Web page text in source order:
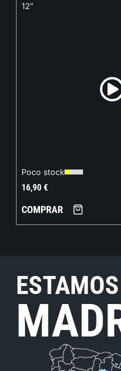
12"
Poco stock
16,90€
COMPRAR